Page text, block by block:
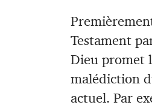
Testament
Dieu promet
malédiction
actuel. Par